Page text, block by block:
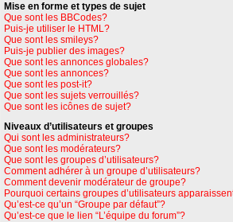
Mise en forme et types de sujet
Que sont les BBCodes?
Puis-je utiliser le HTML?
Que sont les smileys?
Puis-je publier des images?
Que sont les annonces globales?
Que sont les annonces?
Que sont les post-it?
Que sont les sujets verrouillés?
Que sont les icônes de sujet?
Niveaux d’utilisateurs et groupes
Qui sont les administrateurs?
Que sont les modérateurs?
Que sont les groupes d’utilisateurs?
Comment adhérer à un groupe d’utilisateurs?
Comment devenir modérateur de groupe?
Pourquoi certains groupes d’utilisateurs
Qu’est-ce qu’un “Groupe par défaut”?
Qu’est-ce que le lien “L’équipe du forum”?